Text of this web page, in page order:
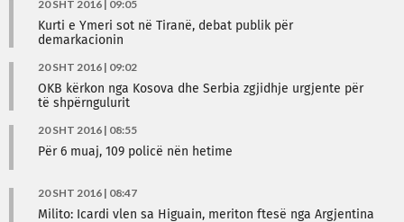
20 SHT 2016 | 09:05
Kurti e Ymeri sot në Tiranë, debat publik për
demarkacionin
20 SHT 2016 | 09:02
OKB kërkon nga Kosova dhe Serbia zgjidhje urgjente për
të shpërngulurit
20 SHT 2016 | 08:55
Për 6 muaj, 109 policë nën hetime
20 SHT 2016 | 08:47
Milito: Icardi vlen sa Higuain, meriton ftesë nga Argjentina